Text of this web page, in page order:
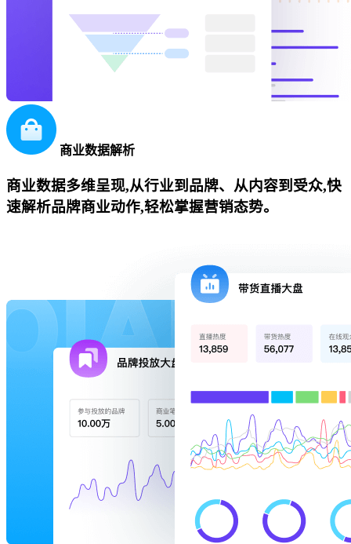
商业数据解析
商业数据多维呈现,从行业到品牌、从内容到受众,快
速解析品牌商业动作,轻松掌握营销态势。